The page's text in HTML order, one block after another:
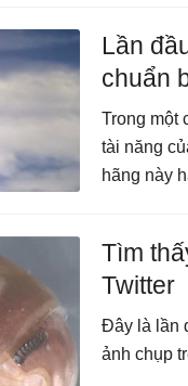
Lần
chuẩn
Trong một
tài năng
hãng này
Tìm
Twitter
Đây là lần
ảnh chụp